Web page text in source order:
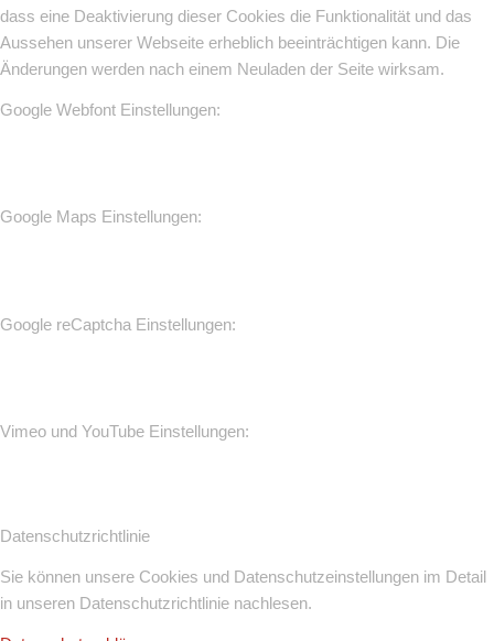
dass eine Deaktivierung dieser Cookies die Funktionalität und das
Aussehen unserer Webseite erheblich beeinträchtigen kann. Die
Änderungen werden nach einem Neuladen der Seite wirksam.
Google Webfont Einstellungen:
Google Maps Einstellungen:
Google reCaptcha Einstellungen:
Vimeo und YouTube Einstellungen:
Datenschutzrichtlinie
Sie können unsere Cookies und Datenschutzeinstellungen im Detail
in unseren Datenschutzrichtlinie nachlesen.